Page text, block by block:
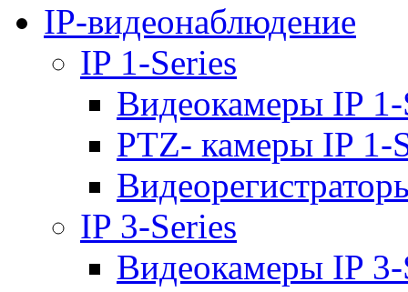
IP-видеонаблюдение
IP 1-Series
Видеокамеры IP 1-
PTZ- камеры IP 1-
IP 3-Series
Видеокамеры IP 3-